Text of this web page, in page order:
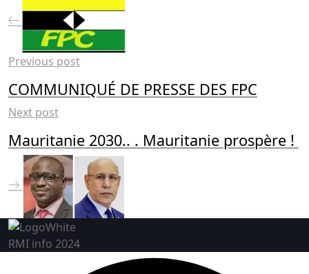
Previous post
COMMUNIQUÉ DE PRESSE DES FPC
Next post
Mauritanie 2030.. . Mauritanie prospère !
RMI info 2024